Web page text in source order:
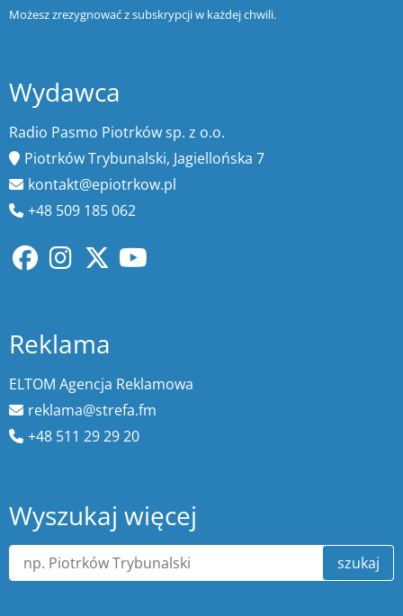
Możesz zrezygnować z subskrypcji w każdej chwili.
Wydawca
Radio Pasmo Piotrków sp. z o.o.
Piotrków Trybunalski, Jagiellońska 7
kontakt@epiotrkow.pl
+48 509 185 062
Reklama
ELTOM Agencja Reklamowa
reklama@strefa.fm
+48 511 29 29 20
Wyszukaj więcej
szukaj